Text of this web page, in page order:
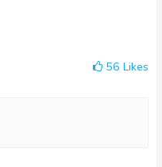
56Likes